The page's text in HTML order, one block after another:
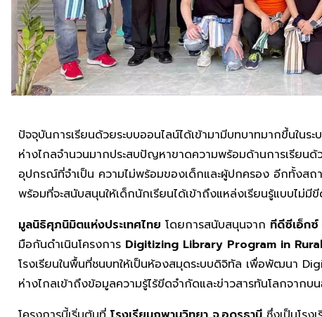
ปัจจุบันการเรียนด้วยระบบออนไลน์ได้เข้ามามีบทบาทมากขึ้นใน
ห่างไกลจำนวนมากประสบปัญหาขาดความพร้อมด้านการเรียนด้
อุปกรณ์ที่จำเป็น ความไม่พร้อมของเด็กและผู้ปกครอง อีกทั้งสถ
พร้อมที่จะสนับสนุนให้เด็กนักเรียนได้เข้าถึงแหล่งเรียนรู้แบบไม่มี
มูลนิธิศุภนิมิตแห่งประเทศไทย โดยการสนับสนุนจาก ทีดีซีเอ็กซ์
มือกันดำเนินโครงการ Digitizing Library Program in
โรงเรียนในพื้นที่ชนบทให้เป็นห้องสมุดระบบดิจิทัล เพื่อพัฒนา
ห่างไกลเข้าถึงข้อมูลความรู้ไร้ขีดจำกัดและข่าวสารทันโลกจากบ